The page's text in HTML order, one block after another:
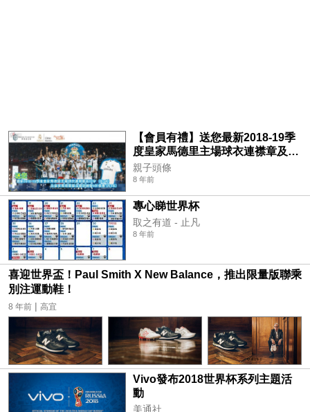
【會員有禮】送您最新2018-19季
度皇家馬德里主場球衣連襟章及印
字 (共3名) 及皇家馬德里基金會訓
練營9折優惠(共3名)
親子頭條
8 年前
專心睇世界杯
取之有道 - 止凡
8 年前
喜迎世界盃！Paul Smith X New Balance，推出限量版聯乘
別注運動鞋！
8 年前 | 高宜
Vivo發布2018世界杯系列主題活
動
美通社